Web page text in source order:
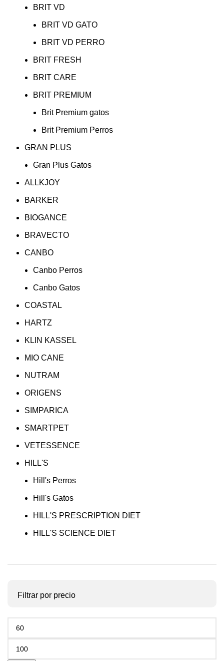
BRIT VD
BRIT VD GATO
BRIT VD PERRO
BRIT FRESH
BRIT CARE
BRIT PREMIUM
Brit Premium gatos
Brit Premium Perros
GRAN PLUS
Gran Plus Gatos
ALLKJOY
BARKER
BIOGANCE
BRAVECTO
CANBO
Canbo Perros
Canbo Gatos
COASTAL
HARTZ
KLIN KASSEL
MIO CANE
NUTRAM
ORIGENS
SIMPARICA
SMARTPET
VETESSENCE
HILL'S
Hill's Perros
Hill's Gatos
HILL'S PRESCRIPTION DIET
HILL'S SCIENCE DIET
Filtrar por precio
mínimo
máximo